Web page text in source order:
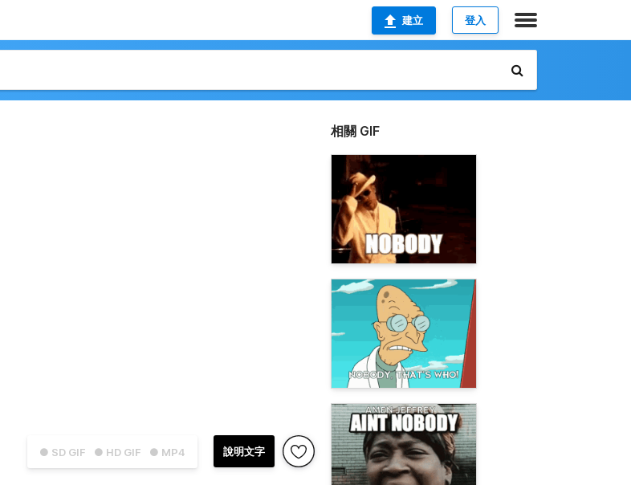
建立 登入
● SD GIF ● HD GIF ● MP4 說明文字
相關 GIF